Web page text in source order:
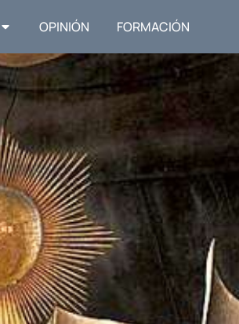
OPINIÓN FORMACIÓN